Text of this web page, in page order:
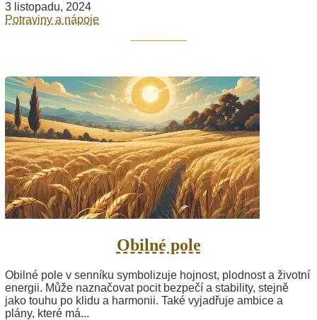
3 listopadu, 2024
Potraviny a nápoje
Obilné pole
Obilné pole v senníku symbolizuje hojnost, plodnost a životní
energii. Může naznačovat pocit bezpečí a stability, stejně
jako touhu po klidu a harmonii. Také vyjadřuje ambice a
plány, které má...